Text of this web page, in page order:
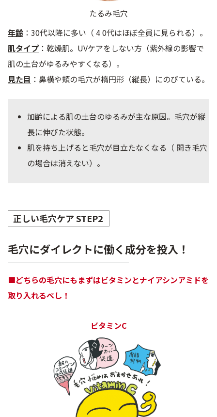
たるみ毛穴
年齢 ：30代以降に多い（ 4 0代はほぼ全員に見られる）。
肌タイプ ：乾燥肌。UVケアをしない方（紫外線の影響で
肌の土台がゆるみやすくなる）。
見た目 ：鼻横や頬の毛穴が楕円形（縦長）にのびている。
加齢による肌の土台のゆるみが主な原因。毛穴が縦
長に伸びた状態。
肌を持ち上げると毛穴が目立たなくなる（ 開き毛穴
の場合は消えない）。
正しい毛穴ケア STEP2
毛穴にダイレクトに働く成分を投入！
■どちらの毛穴にもまずはビタミンとナイアシンアミドを
取り入れるべし！
ビタミンC